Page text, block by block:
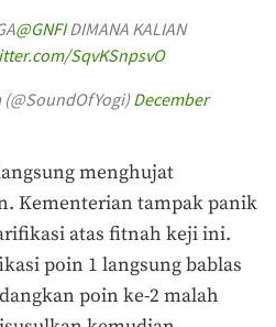
@GNFIDIMANA KALIAN
SqvKSnpsvO
December
menghujat
Kementerian tampak panik
atas fitnah keji ini.
poin 1 langsung bablas
poin ke-2 malah